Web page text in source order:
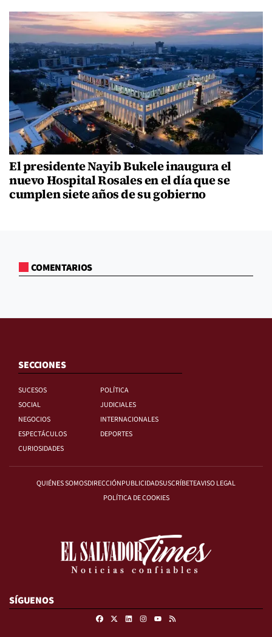
El presidente Nayib Bukele inaugura el
nuevo Hospital Rosales en el día que se
cumplen siete años de su gobierno
COMENTARIOS
SECCIONES
SUCESOS
POLÍTICA
SOCIAL
JUDICIALES
NEGOCIOS
INTERNACIONALES
ESPECTÁCULOS
DEPORTES
CURIOSIDADES
QUIÉNES SOMOSDIRECCIÓNPUBLICIDADSUSCRÍBETEAVISO LEGAL
POLÍTICA DE COOKIES
SÍGUENOS
FacebookLinkedinInstagram